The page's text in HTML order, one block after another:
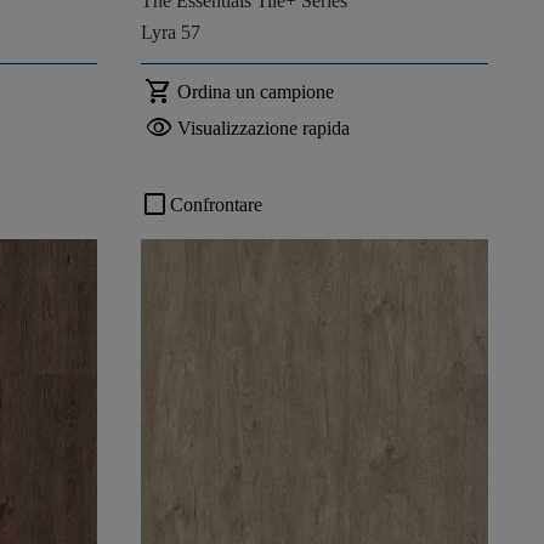
Lyra 57
shopping_cart Ordina un campione
visibility Visualizzazione rapida
check_box_outline_blank Confrontare